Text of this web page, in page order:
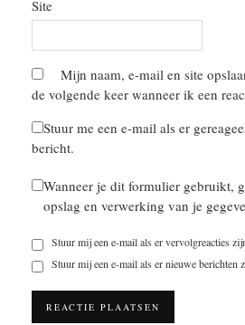
Site
Mijn naam, e-mail en site
de volgende keer wanneer ik een
Stuur me een e-mail als er
bericht.
Wanneer je dit formulier gebruikt,
opslag en verwerking van je
Stuur mij een e-mail als er vervolgreacties
Stuur mij een e-mail als er nieuwe berichten